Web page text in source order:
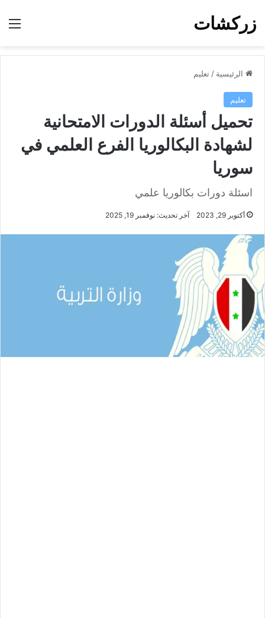
زركشات
الرئيسية / تعليم
تعليم
تحميل أسئلة الدورات الامتحانية
لشهادة البكالوريا الفرع العلمي في
سوريا
اسئلة دورات بكالوريا علمي
أكتوبر 29, 2023 آخر تحديث: نوفمبر 19, 2025